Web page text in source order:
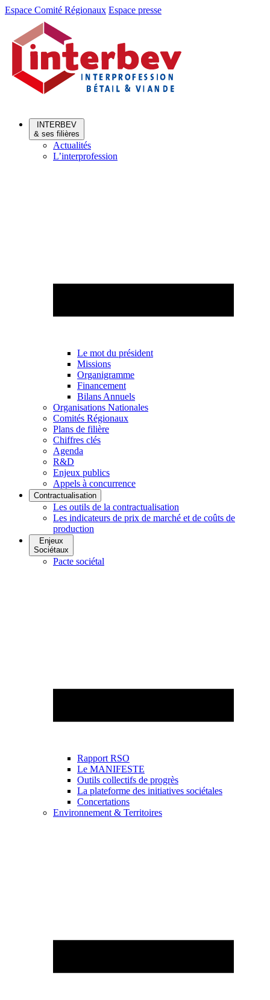
Aller
Aller
contenu
Espace Comité Régionaux Espace presse
INTERBEV
& ses filières
Actualités
L’interprofession
Le mot du président
Missions
Organigramme
Financement
Bilans Annuels
Organisations Nationales
Comités Régionaux
Plans de filière
Chiffres clés
Agenda
R&D
Enjeux publics
Appels à concurrence
Contractualisation
Les outils de la contractualisation
Les indicateurs de prix de marché et de coûts de
production
Enjeux
Sociétaux
Pacte sociétal
Rapport RSO
Le MANIFESTE
Outils collectifs de progrès
La plateforme des initiatives sociétales
Concertations
Environnement & Territoires